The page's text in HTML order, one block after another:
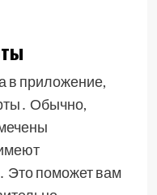
в приложение,
Обычно,
Это поможет вам